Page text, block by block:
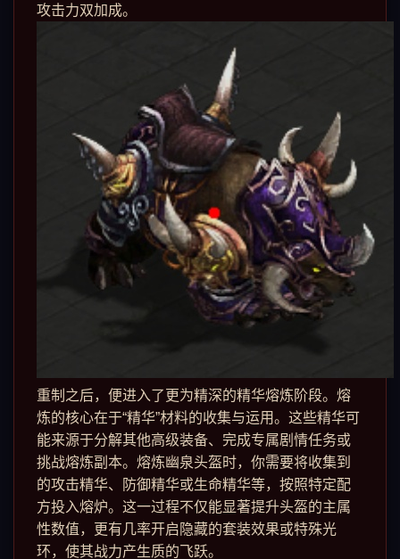
攻击力双加成。
重制之后，便进入了更为精深的精华熔炼阶段。熔
炼的核心在于“精华”材料的收集与运用。这些精华可
能来源于分解其他高级装备、完成专属剧情任务或
挑战熔炼副本。熔炼幽泉头盔时，你需要将收集到
的攻击精华、防御精华或生命精华等，按照特定配
方投入熔炉。这一过程不仅能显著提升头盔的主属
性数值，更有几率开启隐藏的套装效果或特殊光
环，使其战力产生质的飞跃。